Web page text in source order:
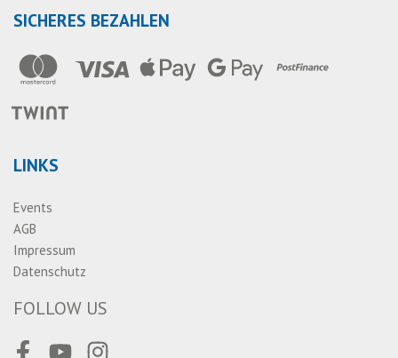
SICHERES BEZAHLEN
LINKS
Events
AGB
Impressum
Datenschutz
FOLLOW US